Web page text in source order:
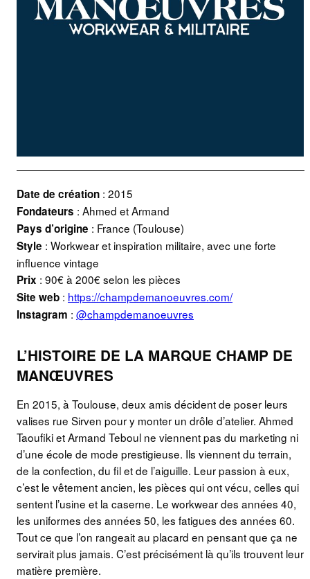
Date de création : 2015
Fondateurs : Ahmed et Armand
Pays d’origine : France (Toulouse)
Style : Workwear et inspiration militaire, avec une forte
influence vintage
Prix : 90€ à 200€ selon les pièces
Site web : https://champdemanoeuvres.com/
Instagram : @champdemanoeuvres
L’HISTOIRE DE LA MARQUE CHAMP DE
MANŒUVRES
En 2015, à Toulouse, deux amis décident de poser leurs
valises rue Sirven pour y monter un drôle d’atelier. Ahmed
Taoufiki et Armand Teboul ne viennent pas du marketing ni
d’une école de mode prestigieuse. Ils viennent du terrain,
de la confection, du fil et de l’aiguille. Leur passion à eux,
c’est le vêtement ancien, les pièces qui ont vécu, celles qui
sentent l’usine et la caserne. Le workwear des années 40,
les uniformes des années 50, les fatigues des années 60.
Tout ce que l’on rangeait au placard en pensant que ça ne
servirait plus jamais. C’est précisément là qu’ils trouvent leur
matière première.